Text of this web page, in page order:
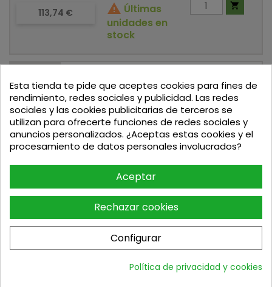
Precio
113,74 €  Últimas
unidades en
stock

SOPORTE MURAL EXOBLACK DW
Últimas
unidades en
stock
EXAPMV150
Esta tienda te pide que aceptes cookies para fines de
rendimiento, redes sociales y publicidad. Las redes
sociales y las cookies publicitarias de terceros se
utilizan para ofrecerte funciones de redes sociales y
anuncios personalizados. ¿Aceptas estas cookies y el
procesamiento de datos personales involucrados?
Aceptar
Rechazar cookies
Configurar
Política de privacidad y cookies